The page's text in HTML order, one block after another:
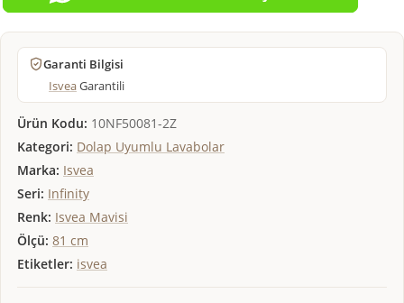
Garanti Bilgisi
IsveaGarantili
Ürün Kodu: 10NF50081-2Z
Kategori: Dolap Uyumlu Lavabolar
Marka: Isvea
Seri: Infinity
Renk: Isvea Mavisi
Ölçü: 81 cm
Etiketler: isvea